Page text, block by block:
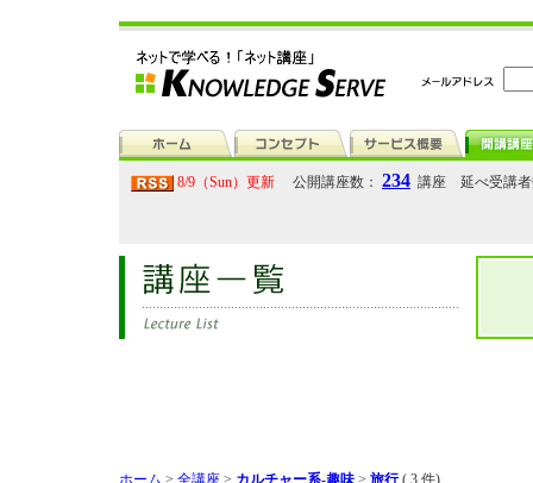
8/9（Sun）更新 公開講座数： 234 講座 延べ受講
ホーム > 全講座 > カルチャー系-趣味> 旅行 ( 3 件)